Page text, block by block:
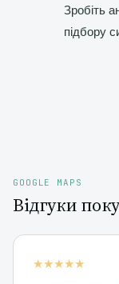
Зробіть
підбору
GOOGLE MAPS
Відгуки
★★★★★